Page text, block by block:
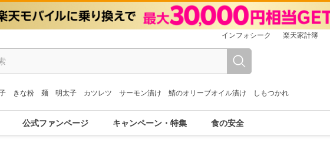
インフォシーク 楽天家計簿
きな粉 麺 明太子 カツレツ サーモン漬け 鯖のオリーブオイル漬け しもつかれ
公式ファンページ キャンペーン・特集 食の安全